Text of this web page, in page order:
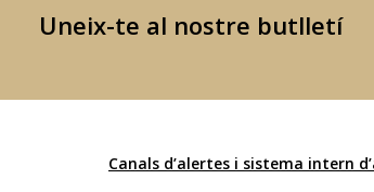
Uneix-te al nostre butlletí
Canals d’alertes i sistema intern